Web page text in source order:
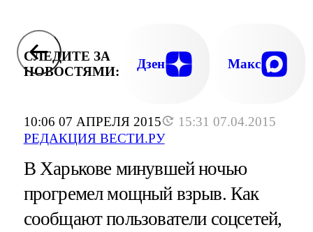
10:06 07 АПРЕЛЯ 2015
15:31 07.04.2015
РЕДАКЦИЯ ВЕСТИ.РУ
СЛЕДИТЕ ЗА
НОВОСТЯМИ:
Дзен Макс
В Харькове минувшей ночью
прогремел мощный взрыв. Как
сообщают пользователи соцсетей,